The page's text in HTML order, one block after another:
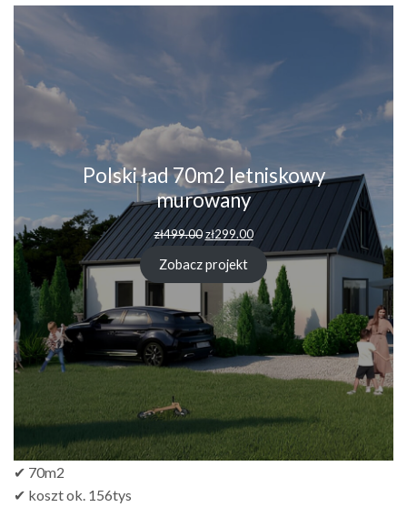
Polski ład 70m2 letniskowy
murowany
zł499.00 zł299.00
Zobacz projekt
✔ 70m2
✔ koszt ok. 156tys